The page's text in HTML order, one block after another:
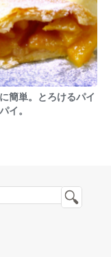
簡単。とろけるパイ
イ。